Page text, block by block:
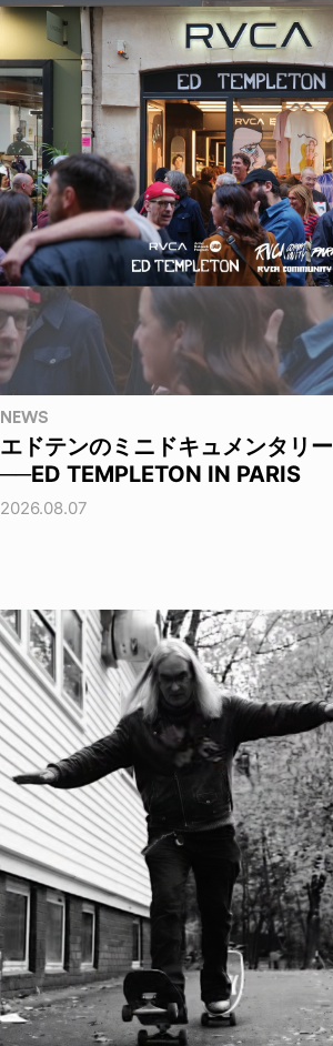
NEWS
エドテンのミニドキュメンタリー
──ED TEMPLETON IN PARIS
2026.08.07